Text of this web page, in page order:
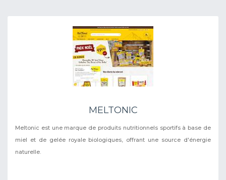
MELTONIC
Meltonic est une marque de produits nutritionnels sportifs à base de
miel et de gelée royale biologiques, offrant une source d'énergie
naturelle.